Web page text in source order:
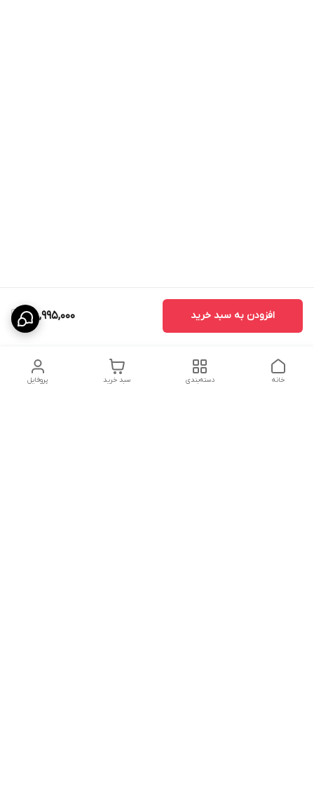
38,995,000 افزودن به سبد خرید
پروفایل سبد خرید دسته‌بندی خانه